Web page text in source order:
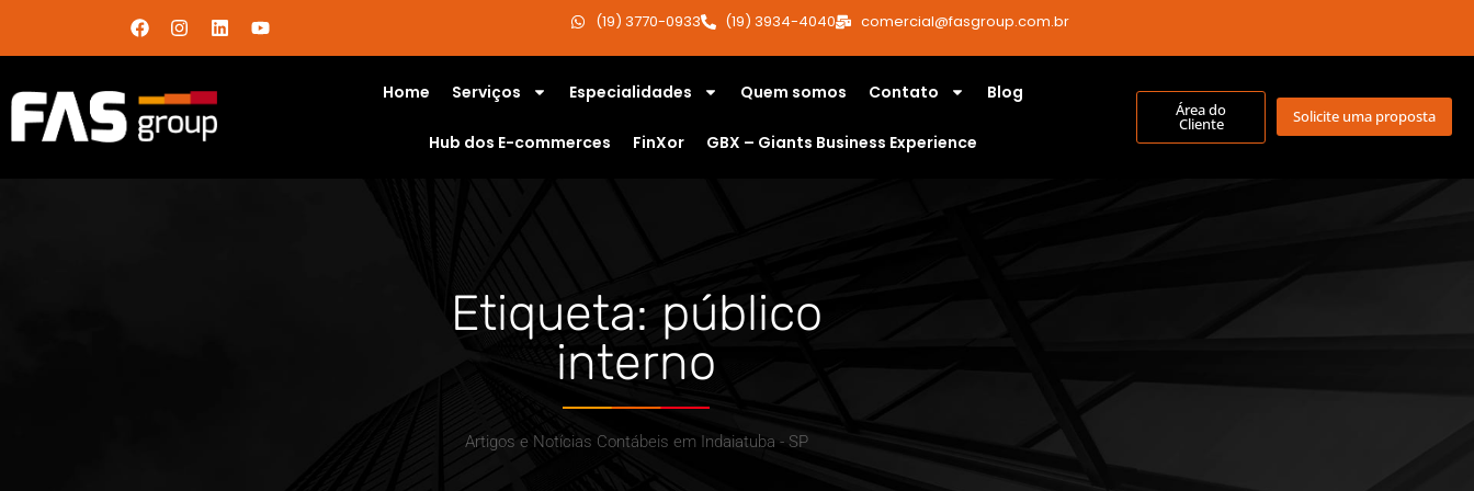
(19) 3770-0933 (19) 3934-4040 comercial@fasgroup.com.br
Home Serviços Especialidades Quem somos Contato Blog
Hub dos E-commerces FinXor GBX – Giants Business Experience
Área do
Cliente Solicite uma proposta
Etiqueta: público
interno
Artigos e Notícias Contábeis em Indaiatuba - SP